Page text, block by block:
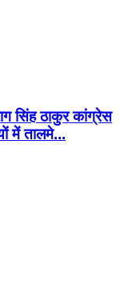
सिंह ठाकुर कांग्रेस
में तालमे...